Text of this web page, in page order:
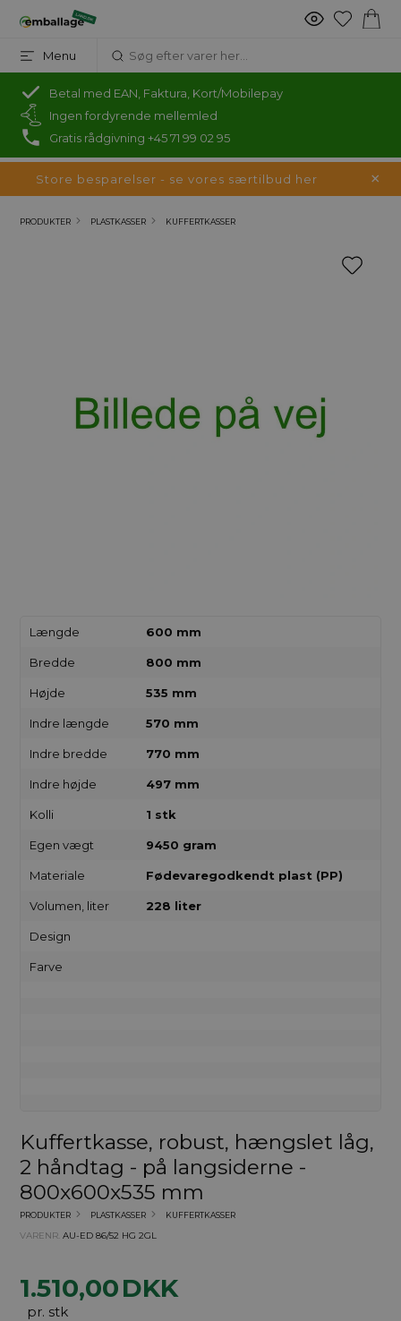
Menu
Betal med EAN, Faktura, Kort/Mobilepay
Ingen fordyrende mellemled
Gratis rådgivning +45 71 99 02 95
Store besparelser - se vores særtilbud her
PRODUKTER PLASTKASSER KUFFERTKASSER
Længde 600 mm
Bredde 800 mm
Højde 535 mm
Indre længde 570 mm
Indre bredde 770 mm
Indre højde 497 mm
Kolli 1 stk
Egen vægt 9450 gram
Materiale Fødevaregodkendt plast (PP)
Volumen, liter 228 liter
Design
Farve
Kuffertkasse, robust, hængslet låg,
2 håndtag - på langsiderne -
800x600x535 mm
PRODUKTER PLASTKASSER KUFFERTKASSER
VARENR.AU-ED 86/52 HG 2GL
1.510,00DKK
pr. stk